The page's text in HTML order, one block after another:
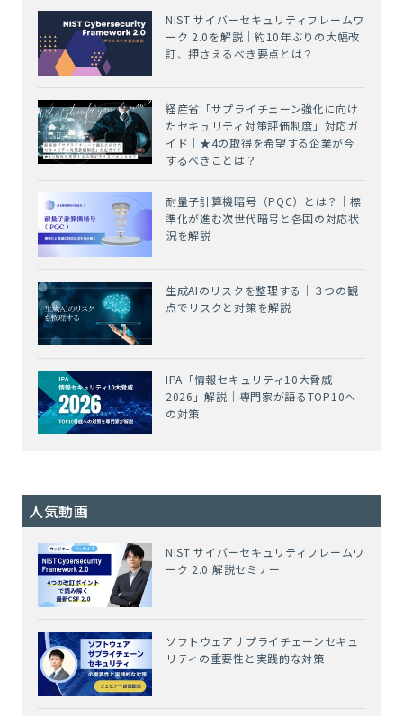
NIST サイバーセキュリティフレームワ
ーク 2.0を解説｜約10年ぶりの大幅改
訂、押さえるべき要点とは？
経産省「サプライチェーン強化に向け
たセキュリティ対策評価制度」対応ガ
イド｜★4の取得を希望する企業が今
するべきことは？
耐量子計算機暗号（PQC）とは？｜標
準化が進む次世代暗号と各国の対応状
況を解説
生成AIのリスクを整理する｜３つの観
点でリスクと対策を解説
IPA「情報セキュリティ10大脅威
2026」解説｜専門家が語るTOP10へ
の対策
人気動画
NIST サイバーセキュリティフレームワ
ーク 2.0 解説セミナー
ソフトウェアサプライチェーンセキュ
リティの重要性と実践的な対策